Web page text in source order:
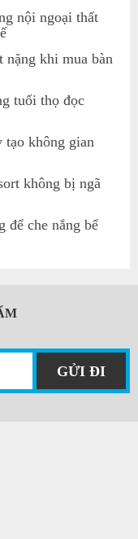
nội ngoại thất
nặng khi mua bàn
tuổi thọ đọc
tạo không gian
không bị ngã
để che nắng bể
GỬI ĐI